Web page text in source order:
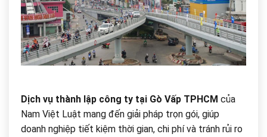
Dịch vụ thành lập công ty tại Gò Vấp TPHCM của
Nam Việt Luật mang đến giải pháp trọn gói, giúp
doanh nghiệp tiết kiệm thời gian, chi phí và tránh rủi ro